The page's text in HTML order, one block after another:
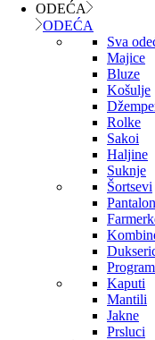
ODEĆA
ODEĆA
Sva
Majice
Bluze
Košulje
Rolke
Sakoi
Haljine
Suknje
Šortsevi
Kaputi
Mantili
Jakne
Prsluci